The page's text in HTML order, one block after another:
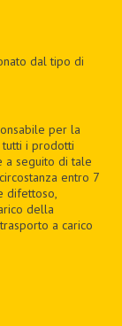
dal tipo di
per la
i prodotti
a seguito di tale
entro 7
difettoso,
della
a carico